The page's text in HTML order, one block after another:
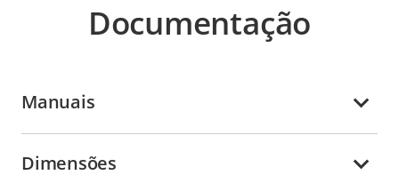
Documentação
Manuais
Dimensões